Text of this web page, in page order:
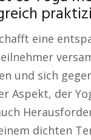
eine
und sich
Aspekt, der
dichten